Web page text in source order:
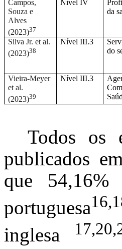
Campos,
Souza e
Alves
(2023)37
Nível IV
da
Silva Jr. et al.
(2023)38
Nível III.3
do
Vieira-Meyer
et al.
(2023)39
Nível III.3
Todos os
publicados
que
portuguesa
inglesa